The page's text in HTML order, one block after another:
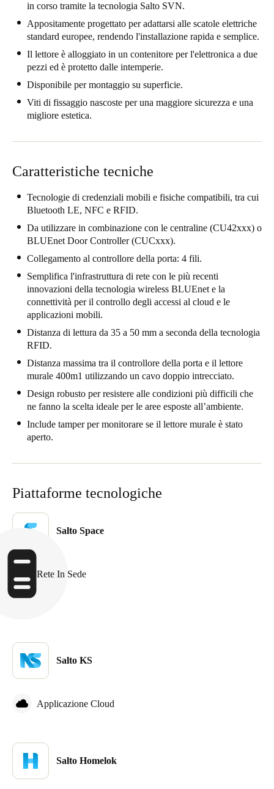
Spain
Español
Portugal
Português
Italy
Italiano
Russian
Poland
Polski
Czech Republic
Čeština
Denmark
DanskereEnglish
Sweden
SvenskaEnglish
Norway
NorskEnglish
Finland
FinnishEnglish
in corso tramite la tecnologia Salto SVN.
Appositamente progettato per adattarsi alle scatole elettriche
standard europee, rendendo l'installazione rapida e semplice.
Il lettore è alloggiato in un contenitore per l'elettronica a due
pezzi ed è protetto dalle intemperie.
Disponibile per montaggio su superficie.
Viti di fissaggio nascoste per una maggiore sicurezza e una
migliore estetica.
Caratteristiche tecniche
Tecnologie di credenziali mobili e fisiche compatibili, tra cui
Bluetooth LE, NFC e RFID.
Da utilizzare in combinazione con le centraline (CU42xxx) o
BLUEnet Door Controller (CUCxxx).
Collegamento al controllore della porta: 4 fili.
Semplifica l'infrastruttura di rete con le più recenti
innovazioni della tecnologia wireless BLUEnet e la
connettività per il controllo degli accessi al cloud e le
applicazioni mobili.
Distanza di lettura da 35 a 50 mm a seconda della tecnologia
RFID.
Distanza massima tra il controllore della porta e il lettore
murale 400m1 utilizzando un cavo doppio intrecciato.
Design robusto per resistere alle condizioni più difficili che
ne fanno la scelta ideale per le aree esposte all’ambiente.
Include tamper per monitorare se il lettore murale è stato
aperto.
Piattaforme tecnologiche
Salto Space
Rete In Sede
Salto KS
Applicazione Cloud
Salto Homelok